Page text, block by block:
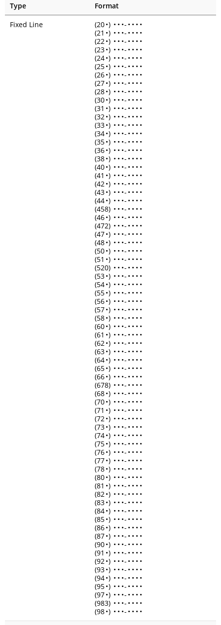
Type
Format
Fixed Line
(20•) • • •- • • • •
(21 •) • • •- • • • •
(22•) • • •- • • • •
(23•) • • •- • • • •
(24•) • • •- • • • •
(25•) • • •- • • • •
(26•) • • •- • • • •
(27•) • • •- • • • •
(28•) • • •- • • • •
(30•) • • •- • • • •
(31 •) • • •- • • • •
(32•) • • •- • • • •
(33•) • • •- • • • •
(34•) • • •- • • • •
(35•) • • •- • • • •
(36•) • • •- • • • •
(38•) • • •- • • • •
(40•) • • •- • • • •
(41 •) • • •- • • • •
(42•) • • •- • • • •
(43•) • • •- • • • •
(44•) • • •- • • • •
(458) • • •- • • • •
(46•) • • •- • • • •
(472) • • •- • • • •
(47•) • • •- • • • •
(48•) • • •- • • • •
(50•) • • •- • • • •
(51 •) • • •- • • • •
(520) • • •- • • • •
(53•) • • •- • • • •
(54•) • • •- • • • •
(55•) • • •- • • • •
(56•) • • •- • • • •
(57•) • • •- • • • •
(58•) • • •- • • • •
(60•) • • •- • • • •
(61 •) • • •- • • • •
(62•) • • •- • • • •
(63•) • • •- • • • •
(64•) • • •- • • • •
(65•) • • •- • • • •
(66•) • • •- • • • •
(678) • • •- • • • •
(68•) • • •- • • • •
(70•) • • •- • • • •
(71 •) • • •- • • • •
(72•) • • •- • • • •
(73•) • • •- • • • •
(74•) • • •- • • • •
(75•) • • •- • • • •
(76•) • • •- • • • •
(77•) • • •- • • • •
(78•) • • •- • • • •
(80•) • • •- • • • •
(81 •) • • •- • • • •
(82•) • • •- • • • •
(83•) • • •- • • • •
(84•) • • •- • • • •
(85•) • • •- • • • •
(86•) • • •- • • • •
(87•) • • •- • • • •
(90•) • • •- • • • •
(91 •) • • •- • • • •
(92•) • • •- • • • •
(93•) • • •- • • • •
(94•) • • •- • • • •
(95•) • • •- • • • •
(97•) • • •- • • • •
(983) • • •- • • • •
(98•) • • •- • • • •